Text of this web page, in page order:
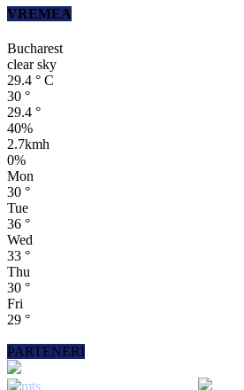
VREMEA
Bucharest
clear sky
29.4 ° C
30 °
29.4 °
40%
2.7kmh
0%
Mon
30 °
Tue
36 °
Wed
33 °
Thu
30 °
Fri
29 °
PARTENERI